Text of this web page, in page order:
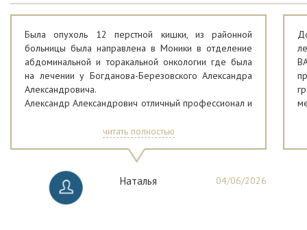
Была опухоль 12 перстной кишки, из районной
больницы была направлена в Моники в отделение
абдоминальной и торакальной онкологии где была
на лечении у Богданова-Березовского Александра
Александровича.
Александр Александрович отличный профессионал и
лечение прошло отлично и оперативно были
выразить благодарность Александру
Александровичу - профессионал с большой буквы!
После этого лечения я поняла, что все врачи боги!
читать полностью
04/06/2026
Наталья